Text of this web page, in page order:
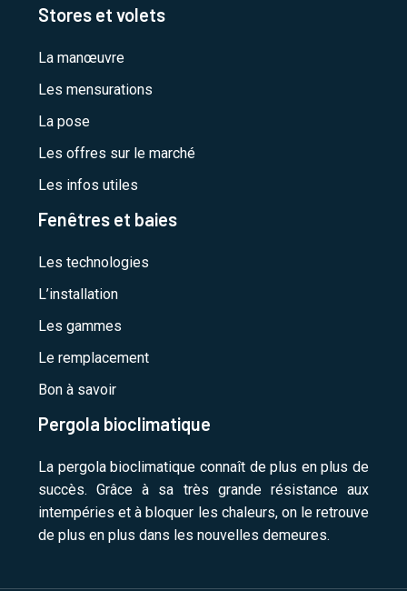
Stores et volets
La manœuvre
Les mensurations
La pose
Les offres sur le marché
Les infos utiles
Fenêtres et baies
Les technologies
L’installation
Les gammes
Le remplacement
Bon à savoir
Pergola bioclimatique
La pergola bioclimatique connaît de plus en plus de
succès. Grâce à sa très grande résistance aux
intempéries et à bloquer les chaleurs, on le retrouve
de plus en plus dans les nouvelles demeures.